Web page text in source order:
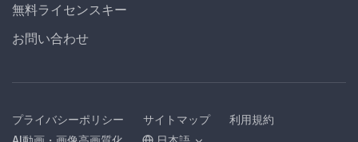
無料ライセンスキー
お問い合わせ
プライバシーポリシー サイトマップ
利用規約